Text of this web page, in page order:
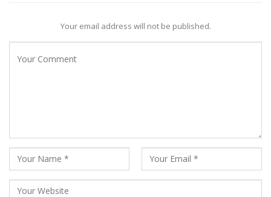
Your email address will not be published.